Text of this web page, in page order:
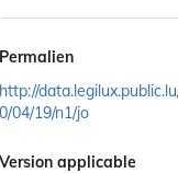
Permalien
http://
0/04/19/n1/jo
Version applicable